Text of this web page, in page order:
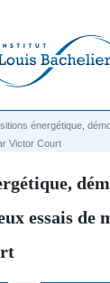
énergétique,
Victor Court
essais de